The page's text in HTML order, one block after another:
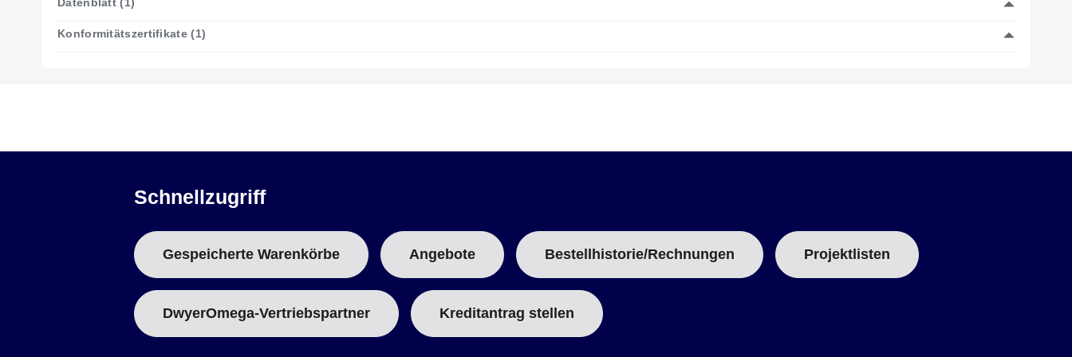
Konformitätszertifikate (1)
Schnellzugriff
Gespeicherte Warenkörbe Angebote Bestellhistorie/Rechnungen Projektlisten
DwyerOmega-Vertriebspartner Kreditantrag stellen